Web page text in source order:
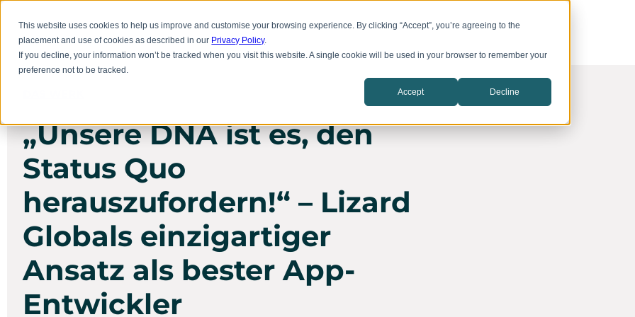
This website uses cookies to help us improve and customise your browsing experience. By clicking “Accept”, you’re agreeing to the
placement and use of cookies as described in our Privacy Policy.
If you decline, your information won’t be tracked when you visit this website. A single cookie will be used in your browser to remember your
preference not to be tracked.
Accept Decline
Innovation CampusesCIC CatalystCompany
Hauptinhalt
springen
„Unsere DNA ist es, den
Status Quo
herauszufordern!“ – Lizard
Globals einzigartiger
Ansatz als bester App-
Entwickler